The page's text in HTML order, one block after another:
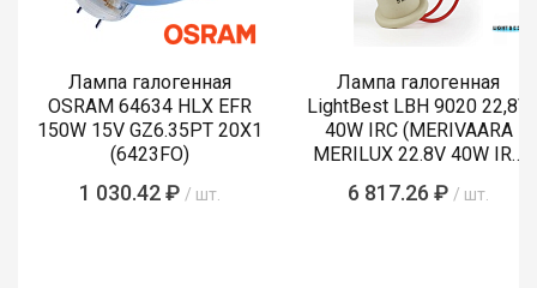
Лампа галогенная
OSRAM 64634 HLX EFR
150W 15V GZ6.35PT 20X1
(6423FO)
1 030.42 ₽ / шт.
Лампа галогенная
LightBest LBH 9020 22,8V
40W IRC (MERIVAARA
MERILUX 22.8V 40W IRC
6 817.26 ₽ / шт.